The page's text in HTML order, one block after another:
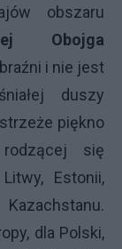
obszaru
Obojga
i nie jest
duszy
piękno
się
Estonii,
dla Polski,